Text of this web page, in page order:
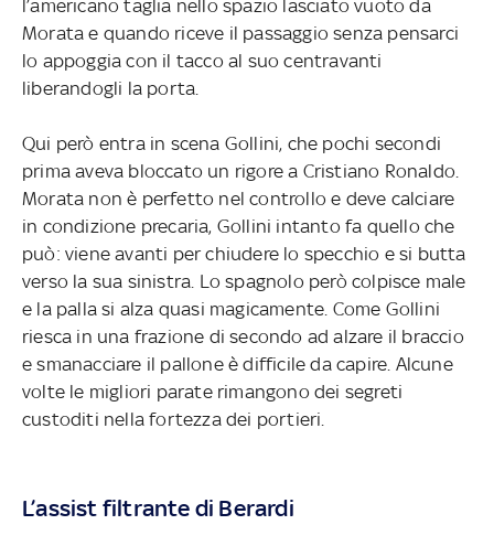
l’americano taglia nello spazio lasciato vuoto da
Morata e quando riceve il passaggio senza pensarci
lo appoggia con il tacco al suo centravanti
liberandogli la porta.
Qui però entra in scena Gollini, che pochi secondi
prima aveva bloccato un rigore a Cristiano Ronaldo.
Morata non è perfetto nel controllo e deve calciare
in condizione precaria, Gollini intanto fa quello che
può: viene avanti per chiudere lo specchio e si butta
verso la sua sinistra. Lo spagnolo però colpisce male
e la palla si alza quasi magicamente. Come Gollini
riesca in una frazione di secondo ad alzare il braccio
e smanacciare il pallone è difficile da capire. Alcune
volte le migliori parate rimangono dei segreti
custoditi nella fortezza dei portieri.
L’assist filtrante di Berardi